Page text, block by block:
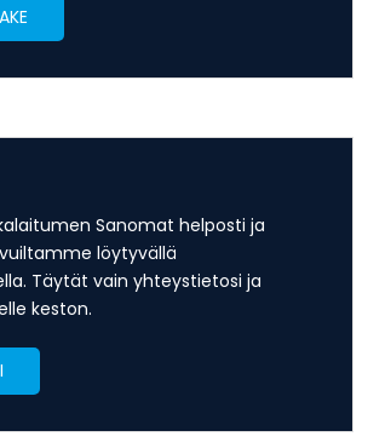
Sanomat helposti ja
löytyvällä
Täytät vain yhteystietosi ja
keston.